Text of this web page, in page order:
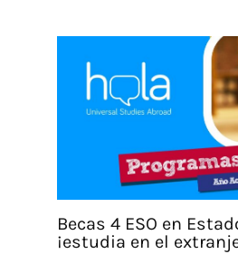
Becas 4 ESO en
¡estudia en el